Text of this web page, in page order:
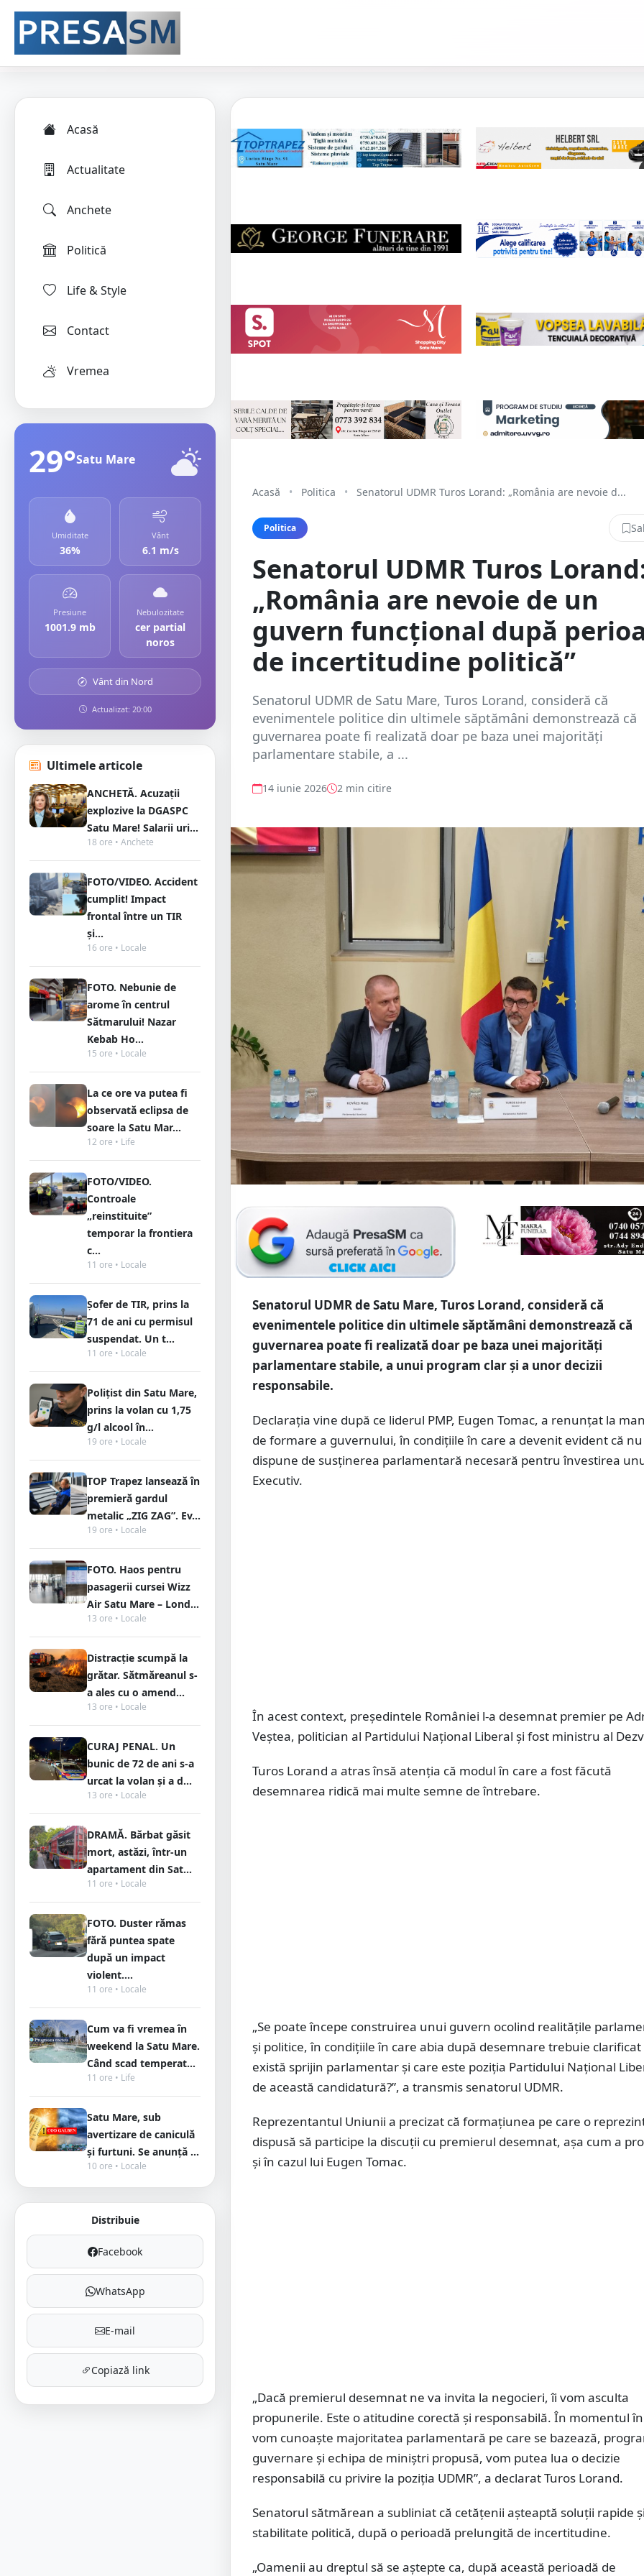
Acasă
Actualitate
Anchete
Politică
Life & Style
Contact
Vremea
29°Satu Mare
Umiditate
36%
Vânt
6.1 m/s
Presiune
1001.9 mb
Nebulozitate
cer partial
noros
Vânt din Nord
Actualizat: 20:00
Ultimele articole
ANCHETĂ. Acuzații
explozive la DGASPC
Satu Mare! Salarii uri...
18 ore • Anchete
FOTO/VIDEO. Accident
cumplit! Impact
frontal între un TIR
și...
16 ore • Locale
FOTO. Nebunie de
arome în centrul
Sătmarului! Nazar
Kebab Ho...
15 ore • Locale
La ce ore va putea fi
observată eclipsa de
soare la Satu Mar...
12 ore • Life
FOTO/VIDEO.
Controale
„reinstituite”
temporar la frontiera
c...
11 ore • Locale
Șofer de TIR, prins la
71 de ani cu permisul
suspendat. Un t...
11 ore • Locale
Polițist din Satu Mare,
prins la volan cu 1,75
g/l alcool în...
19 ore • Locale
TOP Trapez lansează în
premieră gardul
metalic „ZIG ZAG”. Ev...
19 ore • Locale
FOTO. Haos pentru
pasagerii cursei Wizz
Air Satu Mare – Lond...
13 ore • Locale
Distracție scumpă la
grătar. Sătmăreanul s-
a ales cu o amend...
13 ore • Locale
CURAJ PENAL. Un
bunic de 72 de ani s-a
urcat la volan și a d...
13 ore • Locale
DRAMĂ. Bărbat găsit
mort, astăzi, într-un
apartament din Sat...
11 ore • Locale
FOTO. Duster rămas
fără puntea spate
după un impact
violent....
11 ore • Locale
Cum va fi vremea în
weekend la Satu Mare.
Când scad temperat...
11 ore • Life
Satu Mare, sub
avertizare de caniculă
și furtuni. Se anunță ...
10 ore • Locale
Distribuie
Facebook
WhatsApp
E-mail
Copiază link
Acasă • Politica • Senatorul UDMR Turos Lorand: „România are nevoie d...
Politica
Senatorul UDMR Turos
„România are nevoie de un
guvern funcțional după
de incertitudine politică”
Senatorul UDMR de Satu Mare, Turos Lorand, consideră că
evenimentele politice din ultimele săptămâni demonstrează că
guvernarea poate fi realizată doar pe baza unei majorități
parlamentare stabile, a ...
14 iunie 2026 2 min citire
Senatorul UDMR de Satu Mare, Turos Lorand, consideră că
evenimentele politice din ultimele săptămâni demonstrează că
guvernarea poate fi realizată doar pe baza unei majorități
parlamentare stabile, a unui program clar și a unor decizii
responsabile.
Declarația vine după ce liderul PMP, Eugen Tomac, a renunțat la
de formare a guvernului, în condițiile în care a devenit evident că nu
dispune de susținerea parlamentară necesară pentru învestirea
Executiv.
În acest context, președintele României l-a desemnat premier pe
Veștea, politician al Partidului Național Liberal și fost ministru al
Turos Lorand a atras însă atenția că modul în care a fost făcută
desemnarea ridică mai multe semne de întrebare.
„Se poate începe construirea unui guvern ocolind realitățile
și politice, în condițiile în care abia după desemnare trebuie clarificat
există sprijin parlamentar și care este poziția Partidului Național
de această candidatură?”, a transmis senatorul UDMR.
Reprezentantul Uniunii a precizat că formațiunea pe care o
dispusă să participe la discuții cu premierul desemnat, așa cum a
și în cazul lui Eugen Tomac.
„Dacă premierul desemnat ne va invita la negocieri, îi vom asculta
propunerile. Este o atitudine corectă și responsabilă. În momentul
vom cunoaște majoritatea parlamentară pe care se bazează,
guvernare și echipa de miniștri propusă, vom putea lua o decizie
responsabilă cu privire la poziția UDMR”, a declarat Turos Lorand.
Senatorul sătmărean a subliniat că cetățenii așteaptă soluții rapide și
stabilitate politică, după o perioadă prelungită de incertitudine.
„Oamenii au dreptul să se aștepte ca, după această perioadă de